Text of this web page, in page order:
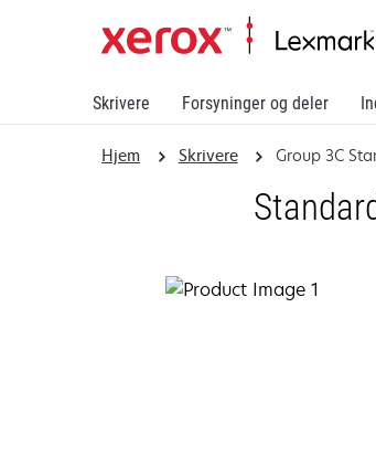
Skrivere Forsyninger og deler
Hjem Skrivere Group 3C